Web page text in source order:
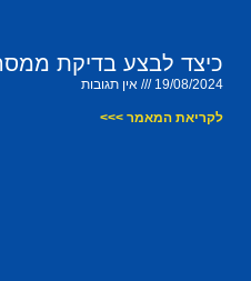
כיצד לבצע בדיקת
19/08/2024 אין תגובות
לקריאת המאמר >>>